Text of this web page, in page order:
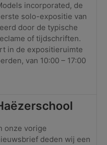
incorporated, de
solo-expositie van
door de typische
of tijdschriften.
in de expositieruimte
van 10:00 – 17:00
onze vorige
deden wij een